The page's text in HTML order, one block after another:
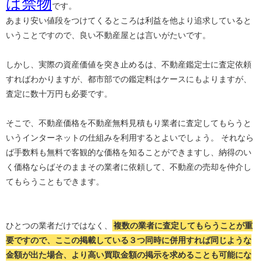
です。
あまり安い値段をつけてくるところは利益を他より追求していると
いうことですので、良い不動産屋とは言いがたいです。
しかし、実際の資産価値を突き止めるは、不動産鑑定士に査定依頼
すればわかりますが、都市部での鑑定料はケースにもよりますが、
査定に数十万円も必要です。
そこで、不動産価格を不動産無料見積もり業者に査定してもらうと
いうインターネットの仕組みを利用するとよいでしょう。 それなら
ば手数料も無料で客観的な価格を知ることができますし、納得のい
く価格ならばそのままその業者に依頼して、不動産の売却を仲介し
てもらうこともできます。
ひとつの業者だけではなく、
複数の業者に査定してもらうことが重
要ですので、ここの掲載している３つ同時に併用すれば同じような
金額が出た場合、より高い買取金額の掲示を求めることも可能にな